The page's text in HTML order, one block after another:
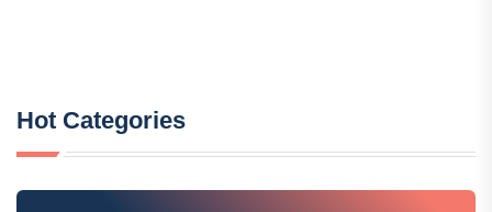
Hot Categories